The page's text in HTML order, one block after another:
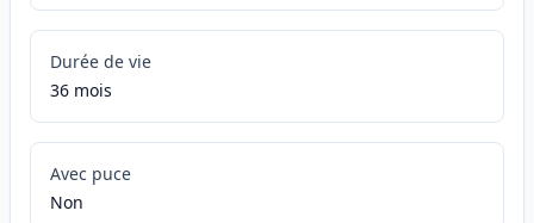
Durée de vie
36 mois
Avec puce
Non